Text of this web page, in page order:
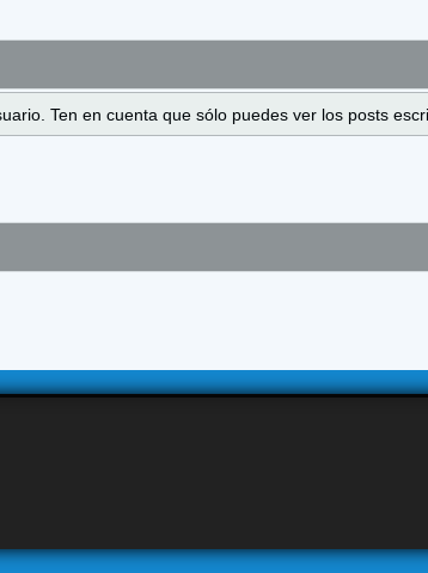
Ten en cuenta que sólo puedes ver los posts